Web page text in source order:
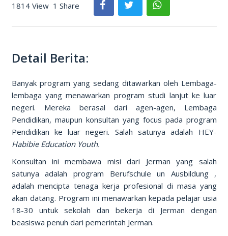
1814 View 1 Share
Detail Berita:
Banyak program yang sedang ditawarkan oleh Lembaga-
lembaga yang menawarkan program studi lanjut ke luar
negeri. Mereka berasal dari agen-agen, Lembaga
Pendidikan, maupun konsultan yang focus pada program
Pendidikan ke luar negeri. Salah satunya adalah HEY-
Habibie Education Youth.
Konsultan ini membawa misi dari Jerman yang salah
satunya adalah program Berufschule un Ausbildung ,
adalah mencipta tenaga kerja profesional di masa yang
akan datang. Program ini menawarkan kepada pelajar usia
18-30 untuk sekolah dan bekerja di Jerman dengan
beasiswa penuh dari pemerintah Jerman.